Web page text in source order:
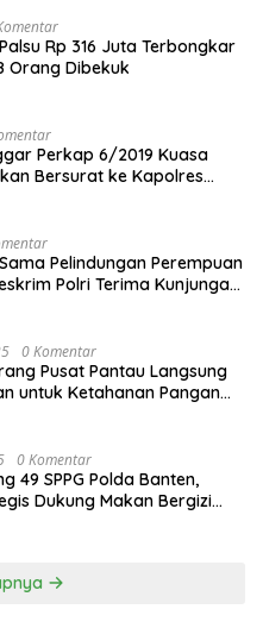
Rp 316 Juta Terbongkar
Orang Dibekuk
Perkap 6/2019 Kuasa
Bersurat ke Kapolres
Pelindungan Perempuan
Polri Terima Kunjungan
0 Komentar
Pusat Pantau Langsung
untuk Ketahanan Pangan
0 Komentar
49 SPPG Polda Banten,
Dukung Makan Bergizi